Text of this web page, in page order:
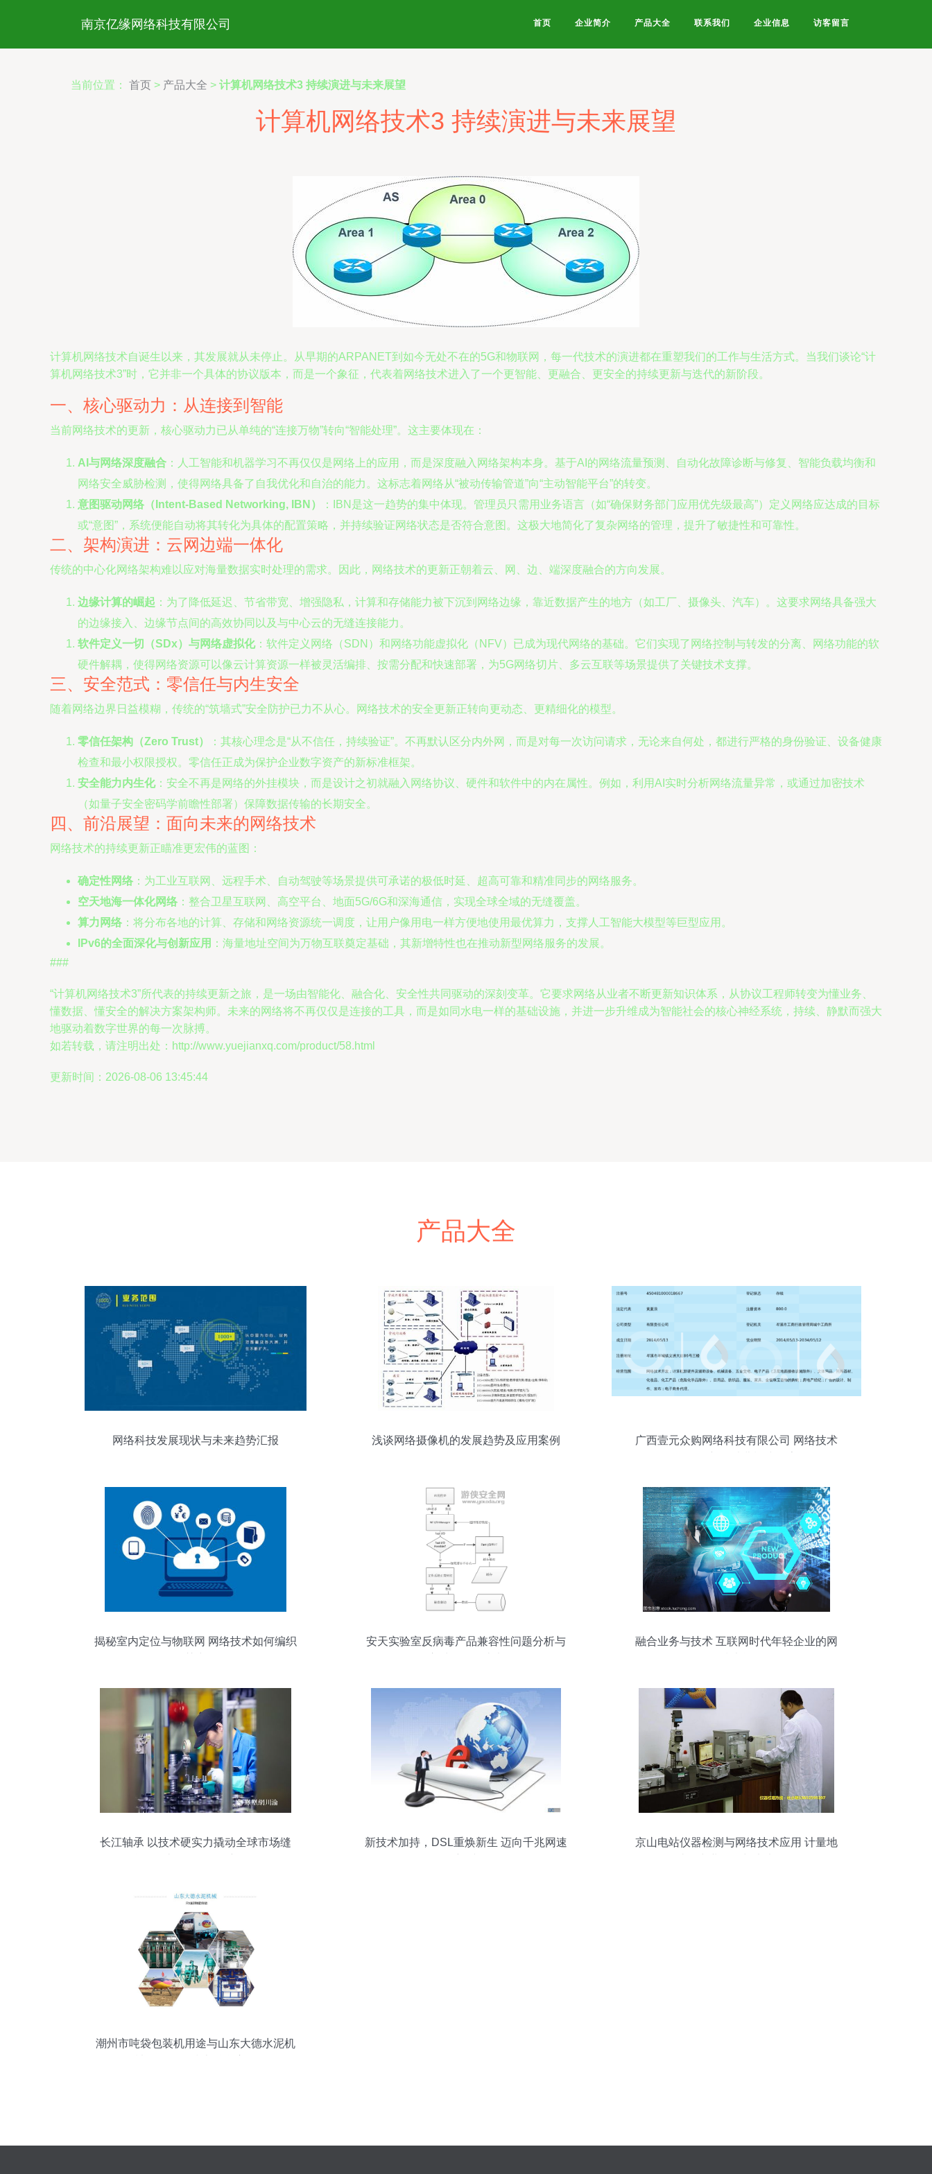
南京亿缘网络科技有限公司 首页 企业简介 产品大全 联系我们 企业信息 访客留言
当前位置： 首页 > 产品大全 > 计算机网络技术3 持续演进与未来展望
计算机网络技术3 持续演进与未来展望
计算机网络技术自诞生以来，其发展就从未停止。从早期的ARPANET到如今无处不在的5G和物联网，每一代技术的演进都在重塑我们的工作与生活方式。当我们谈论“计
算机网络技术3”时，它并非一个具体的协议版本，而是一个象征，代表着网络技术进入了一个更智能、更融合、更安全的持续更新与迭代的新阶段。
一、核心驱动力：从连接到智能
当前网络技术的更新，核心驱动力已从单纯的“连接万物”转向“智能处理”。这主要体现在：
AI与网络深度融合 ：人工智能和机器学习不再仅仅是网络上的应用，而是深度融入网络架构本身。基于AI的网络流量预测、自动化故障诊断与修复、智能负载均衡和
网络安全威胁检测，使得网络具备了自我优化和自治的能力。这标志着网络从“被动传输管道”向“主动智能平台”的转变。
意图驱动网络（Intent-Based Networking, IBN）
：IBN是这一趋势的集中体现。管理员只需用业务语言（如“确保财务部门应用优先级最高”）定义网络应达成的目标
或“意图”，系统便能自动将其转化为具体的配置策略，并持续验证网络状态是否符合意图。这极大地简化了复杂网络的管理，提升了敏捷性和可靠性。
二、架构演进：云网边端一体化
传统的中心化网络架构难以应对海量数据实时处理的需求。因此，网络技术的更新正朝着云、网、边、端深度融合的方向发展。
边缘计算的崛起 ：为了降低延迟、节省带宽、增强隐私，计算和存储能力被下沉到网络边缘，靠近数据产生的地方（如工厂、摄像头、汽车）。这要求网络具备强大
的边缘接入、边缘节点间的高效协同以及与中心云的无缝连接能力。
软件定义一切（SDx）与网络虚拟化：软件定义网络（SDN）和网络功能虚拟化（NFV）已成为现代网络的基础。它们实现了网络控制与转发的分离、网络功能的软
硬件解耦，使得网络资源可以像云计算资源一样被灵活编排、按需分配和快速部署，为5G网络切片、多云互联等场景提供了关键技术支撑。
三、安全范式：零信任与内生安全
随着网络边界日益模糊，传统的“筑墙式”安全防护已力不从心。网络技术的安全更新正转向更动态、更精细化的模型。
零信任架构（Zero Trust）
：其核心理念是“从不信任，持续验证”。不再默认区分内外网，而是对每一次访问请求，无论来自何处，都进行严格的身份验证、设备健康
检查和最小权限授权。零信任正成为保护企业数字资产的新标准框架。
安全能力内生化：安全不再是网络的外挂模块，而是设计之初就融入网络协议、硬件和软件中的内在属性。例如，利用AI实时分析网络流量异常，或通过加密技术
（如量子安全密码学前瞻性部署）保障数据传输的长期安全。
四、前沿展望：面向未来的网络技术
网络技术的持续更新正瞄准更宏伟的蓝图：
确定性网络 ：为工业互联网、远程手术、自动驾驶等场景提供可承诺的极低时延、超高可靠和精准同步的网络服务。
空天地海一体化网络 ：整合卫星互联网、高空平台、地面5G/6G和深海通信，实现全球全域的无缝覆盖。
算力网络 ：将分布各地的计算、存储和网络资源统一调度，让用户像用电一样方便地使用最优算力，支撑人工智能大模型等巨型应用。
IPv6的全面深化与创新应用 ：海量地址空间为万物互联奠定基础，其新增特性也在推动新型网络服务的发展。
###
“计算机网络技术3”所代表的持续更新之旅，是一场由智能化、融合化、安全性共同驱动的深刻变革。它要求网络从业者不断更新知识体系，从协议工程师转变为懂业务、
懂数据、懂安全的解决方案架构师。未来的网络将不再仅仅是连接的工具，而是如同水电一样的基础设施，并进一步升维成为智能社会的核心神经系统，持续、静默而强大
地驱动着数字世界的每一次脉搏。
如若转载，请注明出处：http://www.yuejianxq.com/product/58.html
更新时间：2026-08-06 13:45:44
产品大全
网络科技发展现状与未来趋势汇报 浅谈网络摄像机的发展趋势及应用案例
广西壹元众购网络科技有限公司 网络技术
揭秘室内定位与物联网 网络技术如何编织
安天实验室反病毒产品兼容性问题分析与
融合业务与技术 互联网时代年轻企业的网
长江轴承 以技术硬实力撬动全球市场缝
新技术加持，DSL重焕新生 迈向千兆网速
京山电站仪器检测与网络技术应用 计量地
潮州市吨袋包装机用途与山东大德水泥机